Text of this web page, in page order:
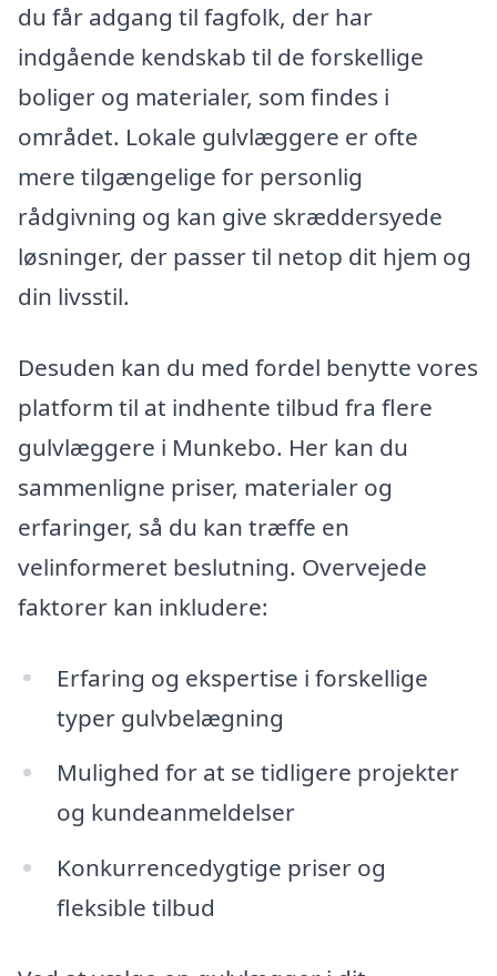
du får adgang til fagfolk, der har
indgående kendskab til de forskellige
boliger og materialer, som findes i
området. Lokale gulvlæggere er ofte
mere tilgængelige for personlig
rådgivning og kan give skræddersyede
løsninger, der passer til netop dit hjem og
din livsstil.
Desuden kan du med fordel benytte vores
platform til at indhente tilbud fra flere
gulvlæggere i Munkebo. Her kan du
sammenligne priser, materialer og
erfaringer, så du kan træffe en
velinformeret beslutning. Overvejede
faktorer kan inkludere:
Erfaring og ekspertise i forskellige
typer gulvbelægning
Mulighed for at se tidligere projekter
og kundeanmeldelser
Konkurrencedygtige priser og
fleksible tilbud